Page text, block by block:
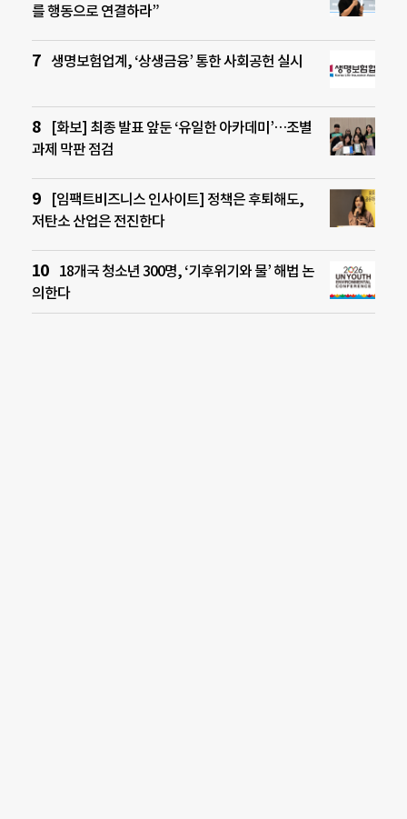
를 행동으로 연결하라”
생명보험업계, ‘상생금융’ 통한 사회공헌 실시
[화보] 최종 발표 앞둔 ‘유일한 아카데미’…조별
과제 막판 점검
[임팩트비즈니스 인사이트] 정책은 후퇴해도,
저탄소 산업은 전진한다
18개국 청소년 300명, ‘기후위기와 물’ 해법 논
의한다